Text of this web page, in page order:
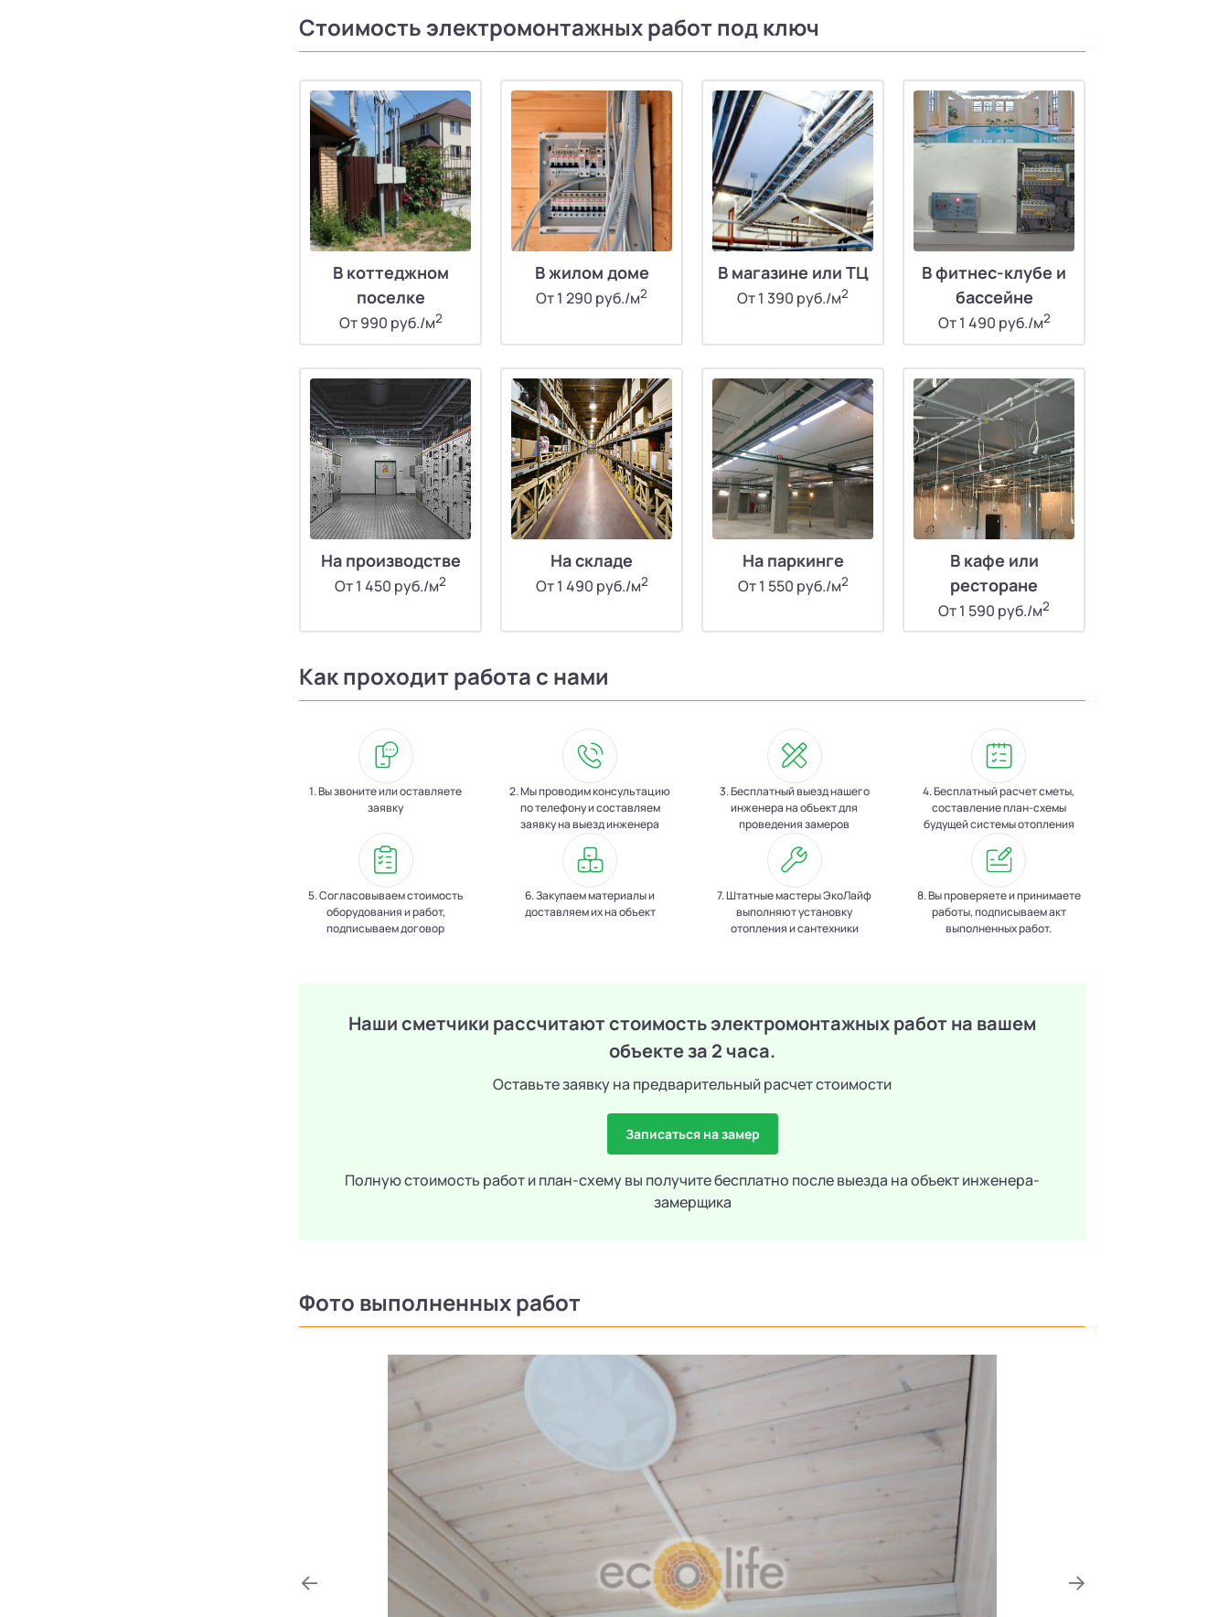
Стоимость электромонтажных работ под ключ
В коттеджном
поселке
От 990 руб./м2
В жилом доме
От 1 290 руб./м2
В магазине или ТЦ
От 1 390 руб./м2
В фитнес-клубе и
бассейне
От 1 490 руб./м2
На производстве
От 1 450 руб./м2
На складе
От 1 490 руб./м2
На паркинге
От 1 550 руб./м2
В кафе или
ресторане
От 1 590 руб./м2
Как проходит работа с нами
1. Вы звоните или оставляете
заявку
2. Мы проводим консультацию
по телефону и составляем
заявку на выезд инженера
3. Бесплатный выезд нашего
инженера на объект для
проведения замеров
4. Бесплатный расчет сметы,
составление план-схемы
будущей системы отопления
5. Согласовываем стоимость
оборудования и работ,
подписываем договор
6. Закупаем материалы и
доставляем их на объект
7. Штатные мастеры ЭкоЛайф
выполняют установку
отопления и сантехники
8. Вы проверяете и принимаете
работы, подписываем акт
выполненных работ.
Наши сметчики рассчитают стоимость электромонтажных работ на вашем
объекте за 2 часа.
Оставьте заявку на предварительный расчет стоимости
Записаться на замер
Полную стоимость работ и план-схему вы получите бесплатно после выезда на объект инженера-
замерщика
Фото выполненных работ